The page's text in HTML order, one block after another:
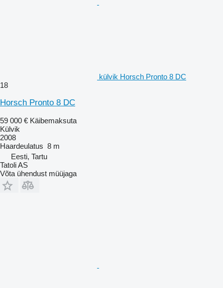
külvik Horsch Pronto 8 DC
18
Horsch Pronto 8 DC
59 000 € Käibemaksuta
Külvik
2008
Haardeulatus 8 m
Eesti, Tartu
Tatoli AS
Võta ühendust müüjaga